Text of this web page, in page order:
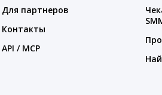
Для партнеров
Контакты
API / MCP